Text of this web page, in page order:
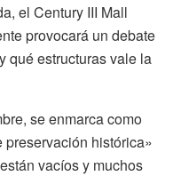
el Century III Mall
provocará un debate
qué estructuras vale la
se enmarca como
histórica»
vacíos y muchos